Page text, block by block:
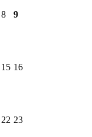
8 9
15 16
22 23